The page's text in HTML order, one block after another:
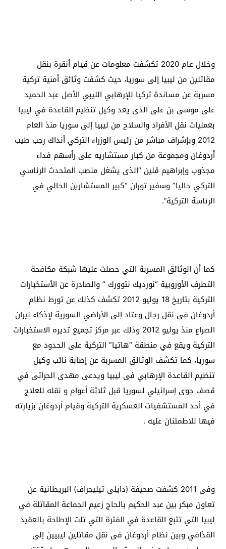
وخلال عام 2020 تكشفت معلومات عن قيام أنقرة بنقل
مقاتلين من ليبيا إلى سوريا، حيث كشفت وثائق أمنية تركية
مسربة عن مساندة تركيا للإرهابي الليبي الأصل عبد الحميد
على موسى بن على الذى يعد وكيل تنظيم القاعدة في ليبيا
بعمليات نقل الأفراد والسلاح من ليبيا إلى سوريا منذ العام
2012 وبإشراف مباشر من رئيس الوزراء التركي أنداك رجب طيب
أردوغان ومجموعة من كبار مستشاريه على رأسهم فداء
مجذوب وإبراهيم قلين “الذى يشغل منصب المتحدث الرئاسي
التركي حاليا” وسفير توران “كبير المستشارين الحالي في
الرئاسة التركية”.
كما أن الوثائق المسربة التي حصلت عليها شبكة مكافحة
التطرف الأوروبية “نورديك نتوورك ” والصادرة عن الأستخبارات
التركية بتاريخ 18 يوليو 2012 تكشف كذلك عن تورط نظام
أردوغان فى نقل رجال وعتاد إلى الأراضي السورية لإذكاء نيران
الصراع منذ يوليو 2012 وذلك عبر مركز تجميع تديره الاستخبارات
التركية ويقع في منطقة “هاتيا” التركية على الحدود مع
سوريا، كما تكشف الوثائق المسربة عن إصابة نائب وكيل
تنظيم القاعدة الإرهابي فى ليبيا ويدعى مهدى الحراتى في
قصف جوى إسرائيلي لسوريا قبل ثلاثة أعوام و نقله للعلاج
في أحد المستشفيات العسكرية التركية وقيام أردوغان بزيارته
فيها للاطمئنان عليه .
وفى 2011 كشفت صحيفة (دايلى تيليجراف) البريطانية عن
تعاون مبكر بين عبد الحكيم بالحاج زعيم الجماعة المقاتلة في
ليبيا التي تتبع القاعدة في الفترة التي تلت الإطاحة بالعقيد
القذافي وبين نظام أردوغان فى نقل مقاتلين ليبيين إلى